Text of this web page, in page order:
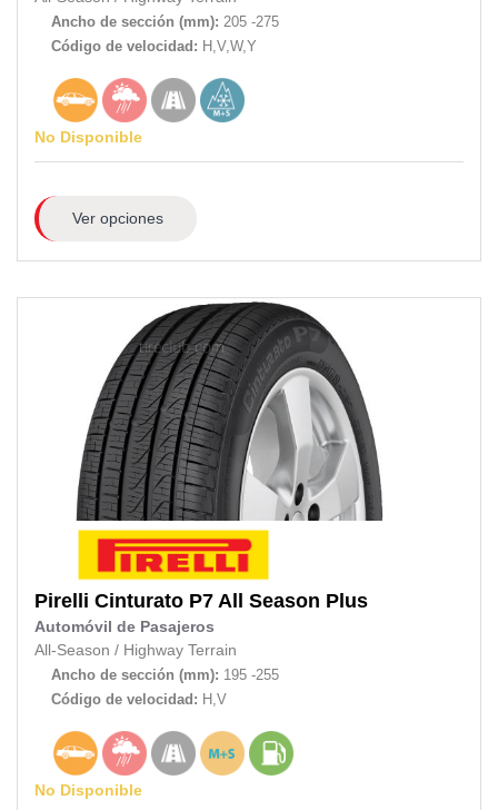
Ancho de sección (mm): 205 -275
Código de velocidad: H,V,W,Y
No Disponible
Ver opciones
Pirelli Cinturato P7 All Season Plus
Automóvil de Pasajeros
All-Season / Highway Terrain
Ancho de sección (mm): 195 -255
Código de velocidad: H,V
No Disponible